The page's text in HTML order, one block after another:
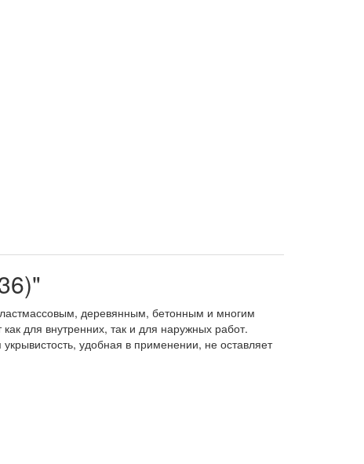
деревянным, бетонным и многим
для внутренних, так и для наружных работ.
удобная в применении, не оставляет